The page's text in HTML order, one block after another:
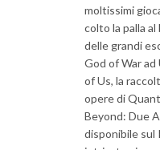
moltissimi
colto la palla
delle grandi
God of War
of Us, la
opere di
Beyond: Due
disponibile sul